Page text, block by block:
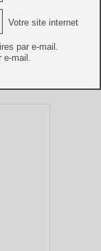
Votre site internet
par e-mail.
e-mail.